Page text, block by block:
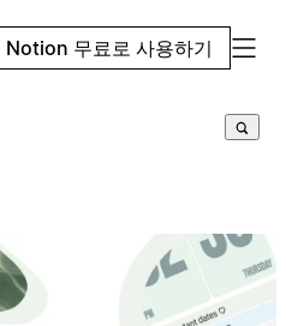
Notion 무료로 사용하기